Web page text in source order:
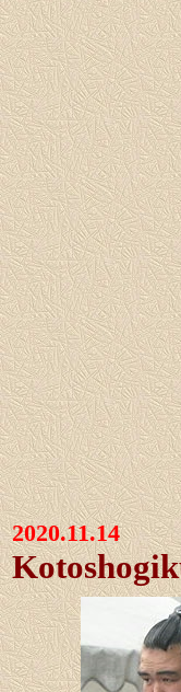
2020.11.14